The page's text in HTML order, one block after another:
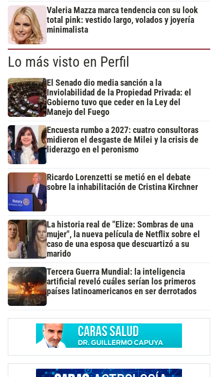
Valeria Mazza marca tendencia con su look
total pink: vestido largo, volados y joyería
minimalista
Lo más visto en Perfil
El Senado dio media sanción a la
Inviolabilidad de la Propiedad Privada: el
Gobierno tuvo que ceder en la Ley del
Manejo del Fuego
Encuesta rumbo a 2027: cuatro consultoras
midieron el desgaste de Milei y la crisis de
liderazgo en el peronismo
Ricardo Lorenzetti se metió en el debate
sobre la inhabilitación de Cristina Kirchner
La historia real de "Elize: Sombras de una
mujer", la nueva película de Netflix sobre el
caso de una esposa que descuartizó a su
marido
Tercera Guerra Mundial: la inteligencia
artificial reveló cuáles serían los primeros
países latinoamericanos en ser derrotados